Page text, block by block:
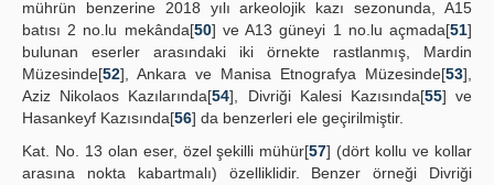
mührün benzerine 2018 yılı arkeolojik kazı sezonunda, A15
batısı 2 no.lu mekânda[50] ve A13 güneyi 1 no.lu açmada[51]
bulunan eserler arasındaki iki örnekte rastlanmış, Mardin
Müzesinde[52], Ankara ve Manisa Etnografya Müzesinde[53],
Aziz Nikolaos Kazılarında[54], Divriği Kalesi Kazısında[55] ve
Hasankeyf Kazısında[56] da benzerleri ele geçirilmiştir.
Kat. No. 13 olan eser, özel şekilli mühür[57] (dört kollu ve kollar
arasına nokta kabartmalı) özelliklidir. Benzer örneği Divriği